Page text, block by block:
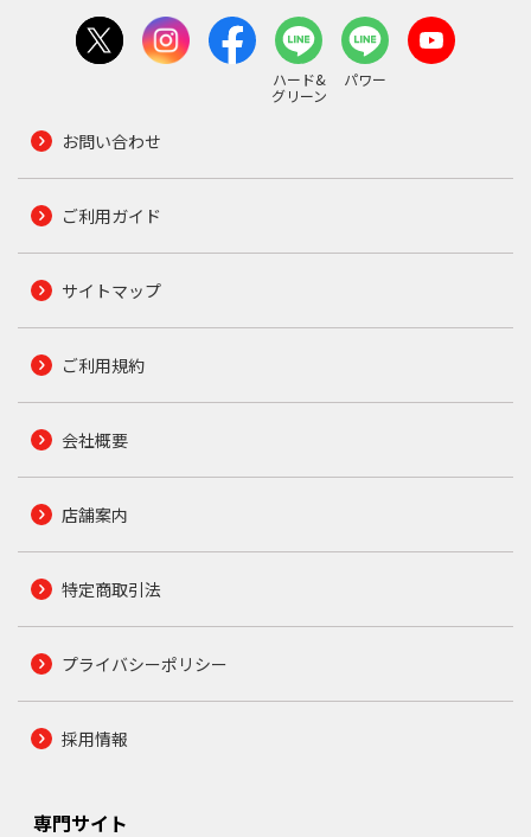
ハード&
グリーン
パワー
お問い合わせ
ご利用ガイド
サイトマップ
ご利用規約
会社概要
店舗案内
特定商取引法
プライバシーポリシー
採用情報
専門サイト